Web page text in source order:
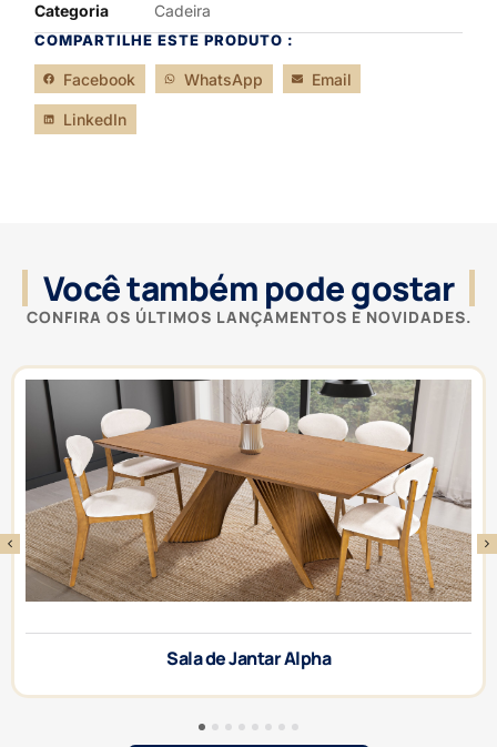
Categoria
Cadeira
COMPARTILHE ESTE PRODUTO :
Facebook WhatsApp Email
LinkedIn
Você também pode gostar
CONFIRA OS ÚLTIMOS LANÇAMENTOS E NOVIDADES.
Sala de Jantar Alpha
5 6 7 8